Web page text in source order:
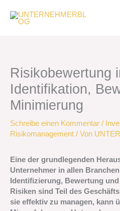
Inhalt
springen
Risikobewertung
Identifikation,
Minimierung
Schreibe einen Kommentar /
Risikomanagement / Von
Eine der grundlegenden
Unternehmer in allen
Identifizierung, Bewertung
Risiken sind Teil des
sie effektiv zu managen, kann